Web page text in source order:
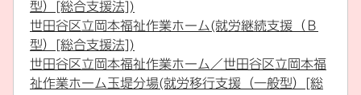
型）[総合支援法])
世田谷区立岡本福祉作業ホーム(就労継続支援（Ｂ
型）[総合支援法])
世田谷区立岡本福祉作業ホーム／世田谷区立岡本福
祉作業ホーム玉堤分場(就労移行支援（一般型）[総